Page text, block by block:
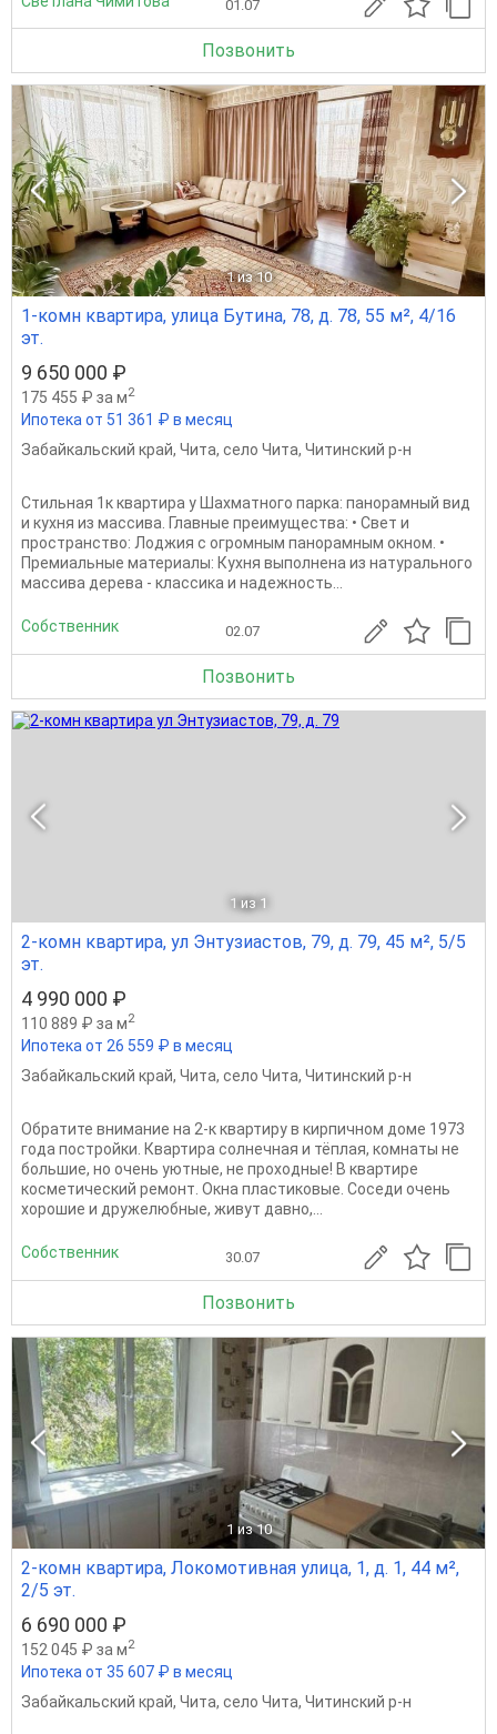
01.07
Позвонить
1 из 10
1-комн квартира, улица Бутина, 78, д. 78, 55 м², 4/16
эт.
9 650 000 ₽
175 455 ₽ за м2
Ипотека от 51 361 ₽ в месяц
Забайкальский край, Чита, село Чита, Читинский р-н
Стильная 1к квартира у Шахматного парка: панорамный вид
и кухня из массива. Главные преимущества: • Свет и
пространство: Лоджия с огромным панорамным окном. •
Премиальные материалы: Кухня выполнена из натурального
массива дерева - классика и надежность...
Собственник 02.07
Позвонить
1 из 1
2-комн квартира, ул Энтузиастов, 79, д. 79, 45 м², 5/5
эт.
4 990 000 ₽
110 889 ₽ за м2
Ипотека от 26 559 ₽ в месяц
Забайкальский край, Чита, село Чита, Читинский р-н
Обратите внимание на 2-к квартиру в кирпичном доме 1973
года постройки. Квартира солнечная и тёплая, комнаты не
большие, но очень уютные, не проходные! В квартире
косметический ремонт. Окна пластиковые. Соседи очень
хорошие и дружелюбные, живут давно,...
Собственник 30.07
Позвонить
1 из 10
2-комн квартира, Локомотивная улица, 1, д. 1, 44 м²,
2/5 эт.
6 690 000 ₽
152 045 ₽ за м2
Ипотека от 35 607 ₽ в месяц
Забайкальский край, Чита, село Чита, Читинский р-н